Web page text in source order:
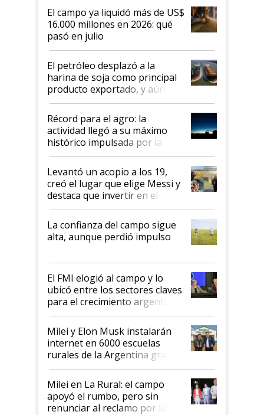
El campo ya liquidó más de US$
16.000 millones en 2026: qué
pasó en julio
El petróleo desplazó a la
harina de soja como principal
producto exportado, y aún así
el agro aportó casi seis de cada
diez dólares y sostuvo el
liderazgo en un semestre
récord
Récord para el agro: la
actividad llegó a su máximo
histórico impulsada por la
cosecha y las exportaciones
Levantó un acopio a los 19,
creó el lugar que elige Messi y
destaca que invertir en el
kirchnerismo era como "darle
plata a un hijo para droga":
Juan Félix Rossetti, el libertario
que de una dura crisis salió
de Milei
La confianza del campo sigue
alta, aunque perdió impulso
El FMI elogió al campo y lo
ubicó entre los sectores claves
para el crecimiento argentino
Milei y Elon Musk instalarán
internet en 6000 escuelas
rurales de la Argentina gracias
a un acuerdo con Starlink
Milei en La Rural: el campo
apoyó el rumbo, pero sin
renunciar al reclamo por las